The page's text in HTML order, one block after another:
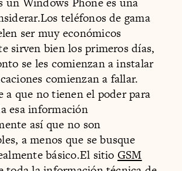
teléfonos de gama
ser muy económicos
sirven bien los primeros días,
se les comienzan a instalar
comienzan a fallar.
a que no tienen el poder para
esa información
así que no son
a menos que se busque
básico.El sitio GSM